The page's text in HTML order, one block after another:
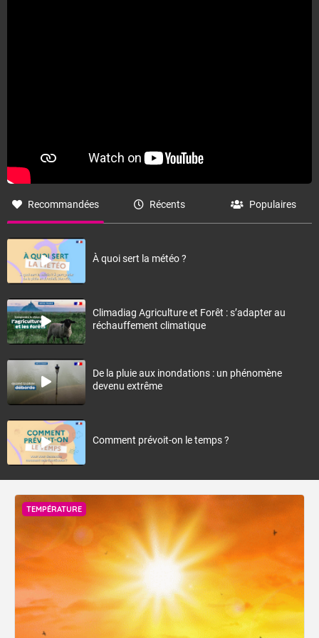
Recommandées Récents Populaires
À quoi sert la météo ?
Climadiag Agriculture et Forêt : s’adapter au
réchauffement climatique
De la pluie aux inondations : un phénomène
devenu extrême
Comment prévoit-on le temps ?
TEMPÉRATURE